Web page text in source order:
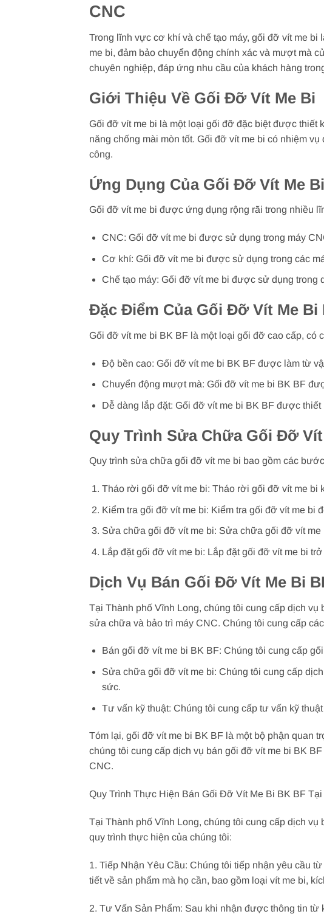
CNC
Trong lĩnh vực cơ khí và chế tạo máy, gối đỡ vít me
me bi, đảm bảo chuyển động chính xác và mượt mà
chuyên nghiệp, đáp ứng nhu cầu của khách hàng
Giới Thiệu Về Gối Đỡ Vít Me Bi
Gối đỡ vít me bi là một loại gối đỡ đặc biệt được thiết
năng chống mài mòn tốt. Gối đỡ vít me bi có nhiệm
công.
Ứng Dụng Của Gối Đỡ Vít Me Bi
Gối đỡ vít me bi được ứng dụng rộng rãi trong nhiều
CNC: Gối đỡ vít me bi được sử dụng trong máy
Cơ khí: Gối đỡ vít me bi được sử dụng trong các
Chế tạo máy: Gối đỡ vít me bi được sử dụng trong
Đặc Điểm Của Gối Đỡ Vít Me Bi
Gối đỡ vít me bi BK BF là một loại gối đỡ cao cấp, có
Độ bền cao: Gối đỡ vít me bi BK BF được làm từ
Chuyển động mượt mà: Gối đỡ vít me bi BK BF
Dễ dàng lắp đặt: Gối đỡ vít me bi BK BF được
Quy Trình Sửa Chữa Gối Đỡ Vít
Quy trình sửa chữa gối đỡ vít me bi bao gồm các
Tháo rời gối đỡ vít me bi: Tháo rời gối đỡ vít me bi
Kiểm tra gối đỡ vít me bi: Kiểm tra gối đỡ vít me bi
Sửa chữa gối đỡ vít me bi: Sửa chữa gối đỡ vít me
Lắp đặt gối đỡ vít me bi: Lắp đặt gối đỡ vít me bi
Dịch Vụ Bán Gối Đỡ Vít Me Bi
Tại Thành phố Vĩnh Long, chúng tôi cung cấp dịch
sửa chữa và bảo trì máy CNC. Chúng tôi cung cấp
Bán gối đỡ vít me bi BK BF: Chúng tôi cung cấp
Sửa chữa gối đỡ vít me bi: Chúng tôi cung cấp
sức.
Tư vấn kỹ thuật: Chúng tôi cung cấp tư vấn kỹ
Tóm lại, gối đỡ vít me bi BK BF là một bộ phận quan
chúng tôi cung cấp dịch vụ bán gối đỡ vít me bi BK
CNC.
Quy Trình Thực Hiện Bán Gối Đỡ Vít Me Bi BK BF
Tại Thành phố Vĩnh Long, chúng tôi cung cấp dịch
quy trình thực hiện của chúng tôi:
1. Tiếp Nhận Yêu Cầu: Chúng tôi tiếp nhận yêu cầu
tiết về sản phẩm mà họ cần, bao gồm loại vít me bi,
2. Tư Vấn Sản Phẩm: Sau khi nhận được thông tin